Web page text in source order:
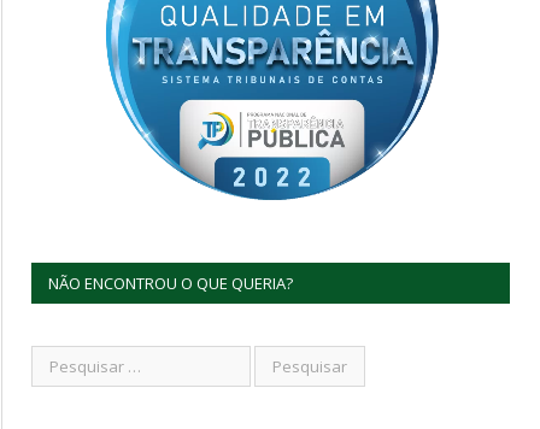
NÃO ENCONTROU O QUE QUERIA?